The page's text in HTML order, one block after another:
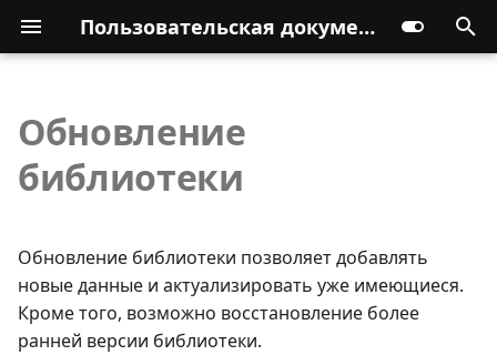
Пользовательская документация
Обновление
библиотеки
Обновление библиотеки позволяет добавлять
новые данные и актуализировать уже имеющиеся.
Кроме того, возможно восстановление более
ранней версии библиотеки.